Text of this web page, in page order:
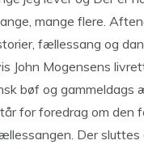
mange flere.
fællessang og
John Mogensens
bøf og gammeldags
for foredrag om den
Der sluttes